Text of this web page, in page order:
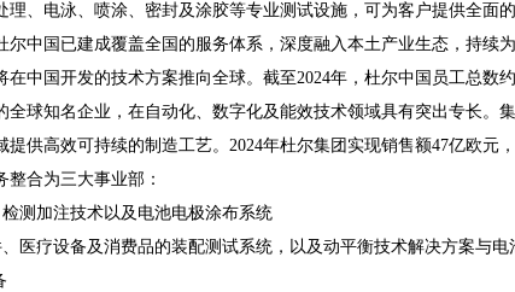
理、电泳、喷涂、密封及涂胶等专业测试设施，可为客户提供全面
中国已建成覆盖全国的服务体系，深度融入本土产业生态，持续
中国开发的技术方案推向全球。截至2024年，杜尔中国员工总数约
球知名企业，在自动化、数字化及能效技术领域具有突出专长。
供高效可持续的制造工艺。2024年杜尔集团实现销售额47亿欧元
合为三大事业部：
测加注技术以及电池电极涂布系统
医疗设备及消费品的装配测试系统，以及动平衡技术解决方案与电